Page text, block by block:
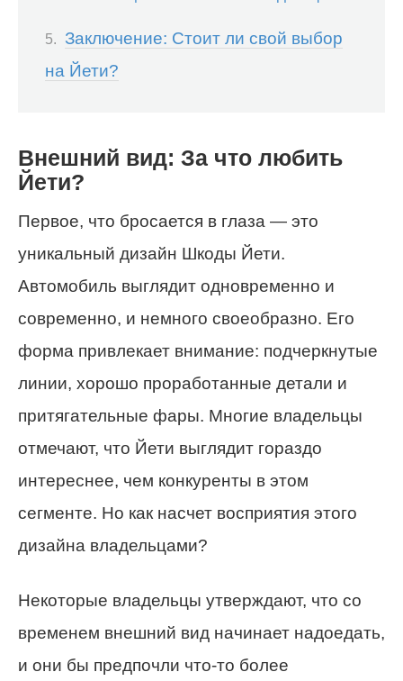
Заключение: Стоит ли свой выбор
на Йети?
Внешний вид: За что любить
Йети?
Первое, что бросается в глаза — это
уникальный дизайн Шкоды Йети.
Автомобиль выглядит одновременно и
современно, и немного своеобразно. Его
форма привлекает внимание: подчеркнутые
линии, хорошо проработанные детали и
притягательные фары. Многие владельцы
отмечают, что Йети выглядит гораздо
интереснее, чем конкуренты в этом
сегменте. Но как насчет восприятия этого
дизайна владельцами?
Некоторые владельцы утверждают, что со
временем внешний вид начинает надоедать,
и они бы предпочли что-то более